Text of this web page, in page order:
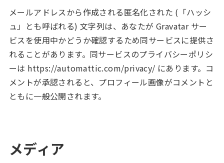
メールアドレスから作成される匿名化された (「ハッシ
ュ」とも呼ばれる) 文字列は、あなたが Gravatar サー
ビスを使用中かどうか確認するため同サービスに提供さ
れることがあります。同サービスのプライバシーポリシ
ーは https://automattic.com/privacy/ にあります。コ
メントが承認されると、プロフィール画像がコメントと
ともに一般公開されます。
メディア